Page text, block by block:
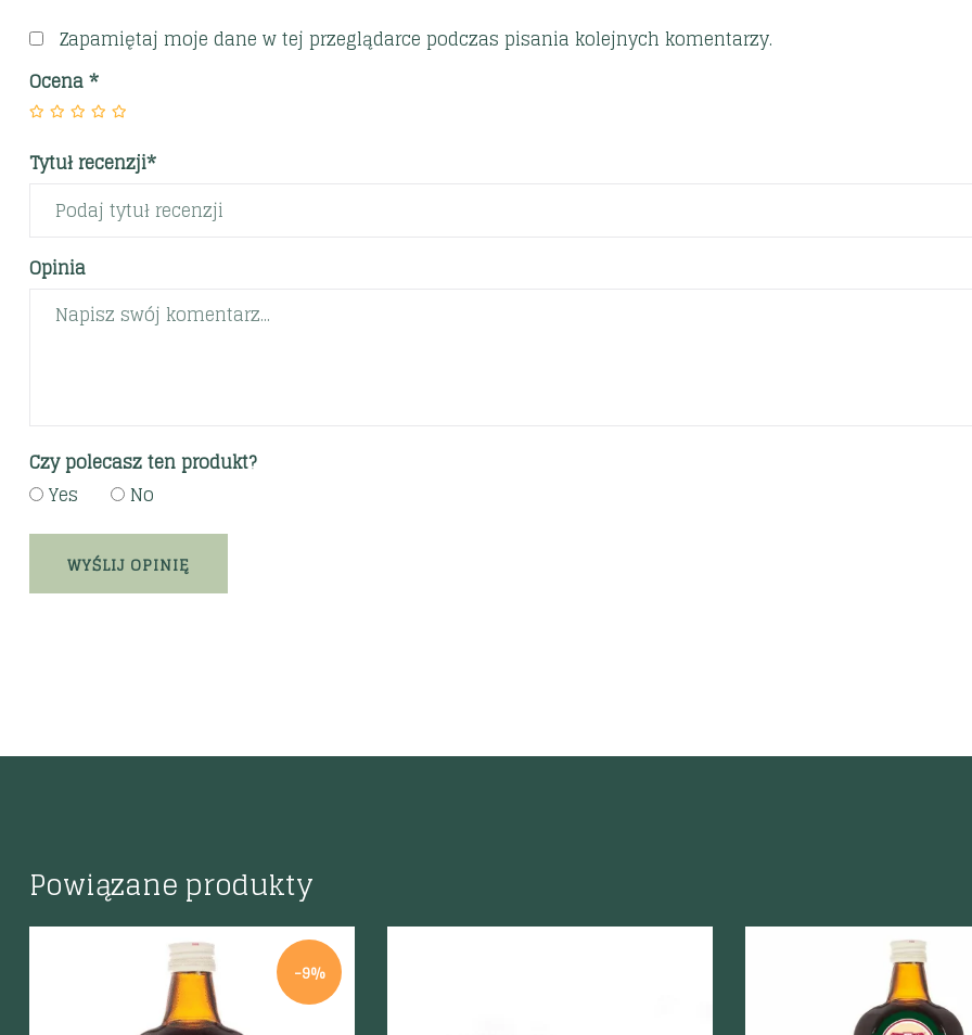
Zapamiętaj moje dane w tej przeglądarce podczas pisania kolejnych komentarzy.
Ocena*
Tytuł recenzji*
Opinia
Czy polecasz ten produkt?
Yes
No
Powiązane produkty
-9%